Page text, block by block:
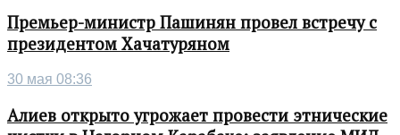
Премьер-министр Пашинян провел встречу с
президентом Хачатуряном
30 мая 08:36
Алиев открыто угрожает провести этнические